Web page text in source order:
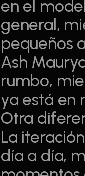
en el
general,
pequeños
Ash
rumbo,
ya está en
Otra
La
día a día,